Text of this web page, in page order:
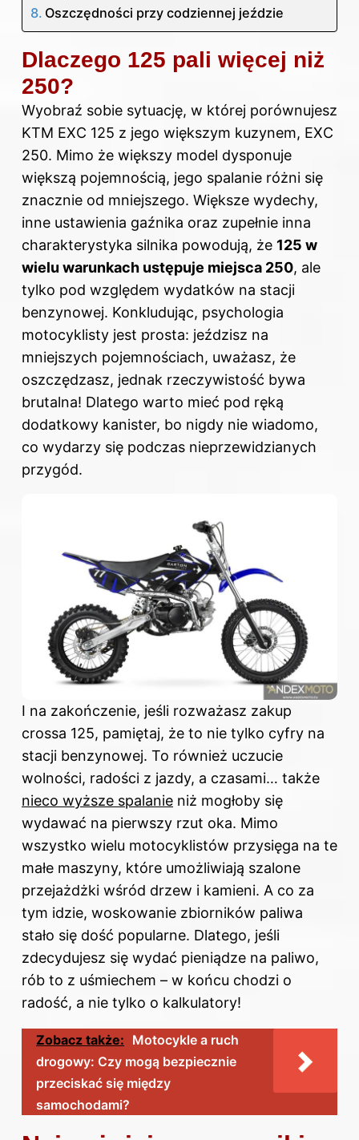
Oszczędności przy codziennej jeździe
Dlaczego 125 pali więcej niż
250?
Wyobraź sobie sytuację, w której porównujesz
KTM EXC 125 z jego większym kuzynem, EXC
250. Mimo że większy model dysponuje
większą pojemnością, jego spalanie różni się
znacznie od mniejszego. Większe wydechy,
inne ustawienia gaźnika oraz zupełnie inna
charakterystyka silnika powodują, że 125 w
wielu warunkach ustępuje miejsca 250, ale
tylko pod względem wydatków na stacji
benzynowej. Konkludując, psychologia
motocyklisty jest prosta: jeździsz na
mniejszych pojemnościach, uważasz, że
oszczędzasz, jednak rzeczywistość bywa
brutalna! Dlatego warto mieć pod ręką
dodatkowy kanister, bo nigdy nie wiadomo,
co wydarzy się podczas nieprzewidzianych
przygód.
I na zakończenie, jeśli rozważasz zakup
crossa 125, pamiętaj, że to nie tylko cyfry na
stacji benzynowej. To również uczucie
wolności, radości z jazdy, a czasami… także
nieco wyższe spalanie niż mogłoby się
wydawać na pierwszy rzut oka. Mimo
wszystko wielu motocyklistów przysięga na te
małe maszyny, które umożliwiają szalone
przejażdżki wśród drzew i kamieni. A co za
tym idzie, woskowanie zbiorników paliwa
stało się dość popularne. Dlatego, jeśli
zdecydujesz się wydać pieniądze na paliwo,
rób to z uśmiechem – w końcu chodzi o
radość, a nie tylko o kalkulatory!
Zobacz także: Motocykle a ruch
drogowy: Czy mogą bezpiecznie
przeciskać się między
samochodami?